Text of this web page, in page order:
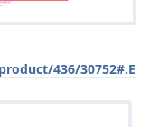
436/30752#.E